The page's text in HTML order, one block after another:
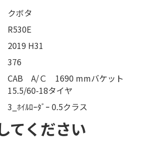
クボタ
R530E
2019 H31
376
CAB A/Ｃ 1690 mmバケット
15.5/60-18タイヤ
3_ﾎｲﾙﾛｰﾀﾞｰ 0.5クラス
てください